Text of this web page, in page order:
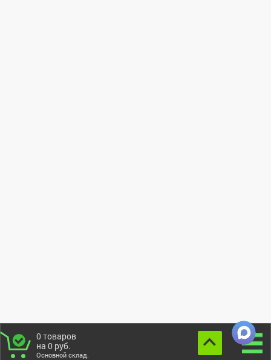
0 товаров
на 0 руб.
Основной склад.